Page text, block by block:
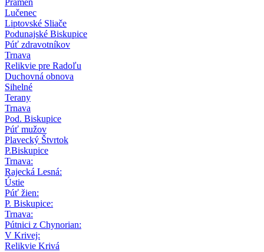
Prameň
Lučenec
Liptovské Sliače
Podunajské Biskupice
Púť zdravotníkov
Trnava
Relikvie pre Radoľu
Duchovná obnova
Sihelné
Terany
Trnava
Pod. Biskupice
Púť mužov
Plavecký Štvrtok
P.Biskupice
Trnava:
Rajecká Lesná:
Ústie
Púť žien:
P. Biskupice:
Trnava:
Pútnici z Chynorian:
V Krivej:
Relikvie Krivá